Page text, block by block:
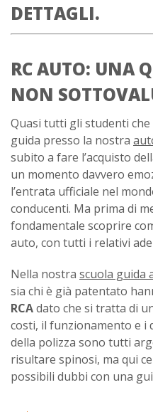
DETTAGLI.
RC AUTO: UNA
NON
Quasi tutti gli studenti
guida presso la nostra
subito a fare l’acquisto
un momento davvero
l’entrata ufficiale nel
conducenti. Ma prima di
fondamentale scoprire
auto, con tutti i relativi
Nella nostra scuola guida
sia chi è già patentato
RCAdato che si tratta di
costi, il funzionamento e i
della polizza sono tutti
risultare spinosi, ma qui
possibili dubbi con una